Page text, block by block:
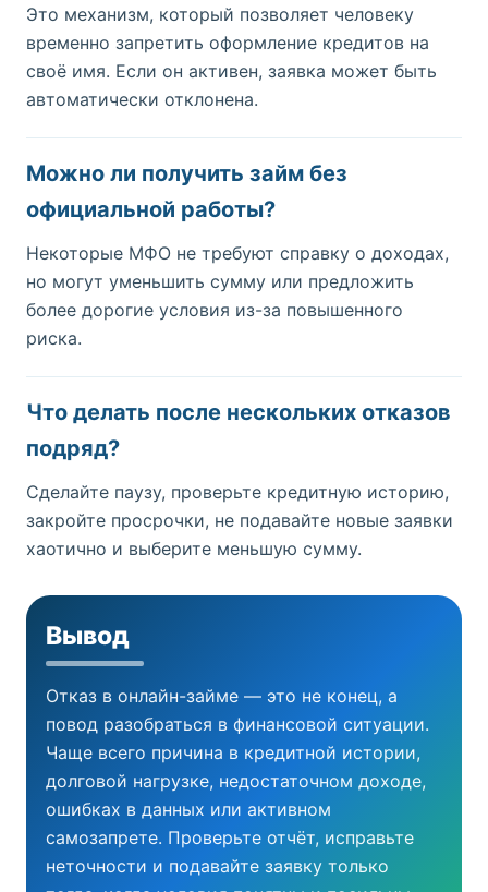
Это механизм, который позволяет человеку
временно запретить оформление кредитов на
своё имя. Если он активен, заявка может быть
автоматически отклонена.
Можно ли получить займ без
официальной работы?
Некоторые МФО не требуют справку о доходах,
но могут уменьшить сумму или предложить
более дорогие условия из-за повышенного
риска.
Что делать после нескольких отказов
подряд?
Сделайте паузу, проверьте кредитную историю,
закройте просрочки, не подавайте новые заявки
хаотично и выберите меньшую сумму.
Вывод
Отказ в онлайн-займе — это не конец, а
повод разобраться в финансовой ситуации.
Чаще всего причина в кредитной истории,
долговой нагрузке, недостаточном доходе,
ошибках в данных или активном
самозапрете. Проверьте отчёт, исправьте
неточности и подавайте заявку только